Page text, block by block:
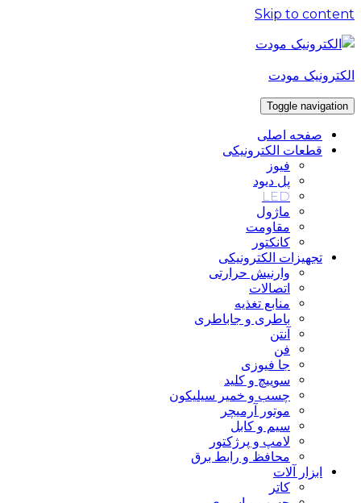
Skip to content
الکترونیک مودت
Toggle navigation
صفحه اصلی
قطعات الکترونیکی
فیوز
پل دیود
LED
ماژول
مقاومت
کانکتور
تجهیزات الکترونیکی
وارنیش حرارتی
اتصالات
منابع تغذیه
باطری و جاباطری
آنتن
فن
جا فیوزی
سوییچ و کلید
چسب و خمیر سیلیکون
موتور آرمیچر
سیم و کابل
لامپ و پرژکتور
محافظ و رابط برق
ابزار آلات
کاتر